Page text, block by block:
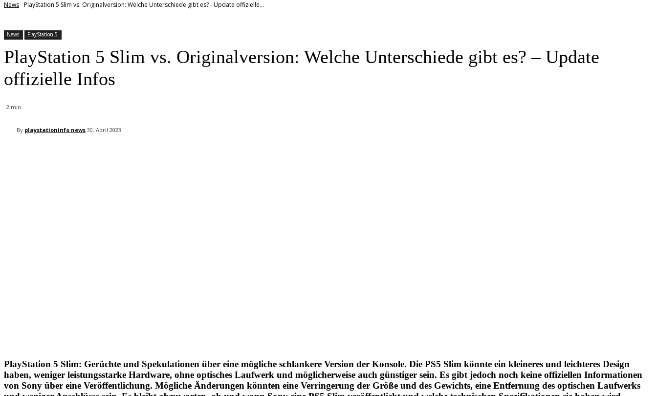
News PlayStation 5 Slim vs. Originalversion: Welche Unterschiede gibt es? - Update offizielle...
News PlayStation 5
PlayStation 5 Slim vs. Originalversion: Welche Unterschiede gibt es? – Update
offizielle Infos
2 min.
By playstationinfo news 30. April 2023
PlayStation 5 Slim: Gerüchte und Spekulationen über eine mögliche schlankere Version der Konsole. Die PS5 Slim könnte ein kleineres und leichteres Design
haben, weniger leistungsstarke Hardware, ohne optisches Laufwerk und möglicherweise auch günstiger sein. Es gibt jedoch noch keine offiziellen Informationen
von Sony über eine Veröffentlichung. Mögliche Änderungen könnten eine Verringerung der Größe und des Gewichts, eine Entfernung des optischen Laufwerks